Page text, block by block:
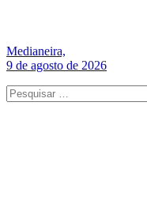
Medianeira,
9 de agosto de 2026